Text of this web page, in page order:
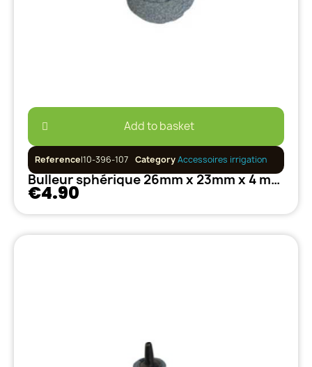
Add to basket
ReferenceI10-396-107 CategoryAccessoires irrigation
Bulleur sphérique 26mm x 23mm x 4 mm en carbure ASC-09
€4.90